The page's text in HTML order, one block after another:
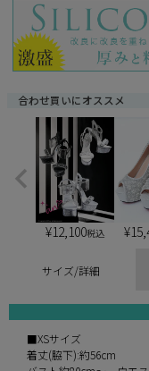
合わせ買いにオススメ
¥12,100税込 ¥
サイズ/詳細
■XSサイズ
着丈(脇下):約56cm